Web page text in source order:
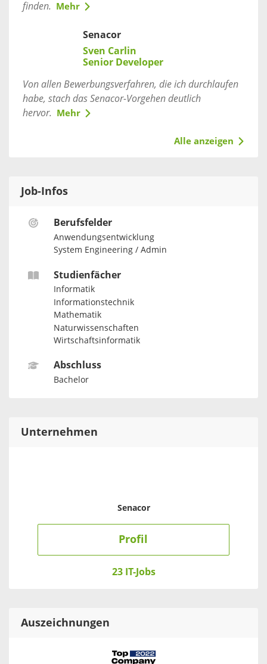
finden. Mehr
Senacor
Sven Carlin
Senior Developer
Von allen Bewerbungsverfahren, die ich durchlaufen
habe, stach das Senacor-Vorgehen deutlich
hervor. Mehr
Alle anzeigen
Job-Infos
Berufsfelder
Anwendungsentwicklung
System Engineering / Admin
Studienfächer
Informatik
Informationstechnik
Mathematik
Naturwissenschaften
Wirtschaftsinformatik
Abschluss
Bachelor
Unternehmen
Senacor
Profil
23 IT-Jobs
Auszeichnungen